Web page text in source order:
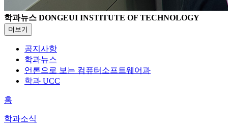
학과뉴스 DONGEUI INSTITUTE OF TECHNOLOGY
더보기
공지사항
학과뉴스
언론으로 보는 컴퓨터소프트웨어과
학과 UCC
홈
학과소식